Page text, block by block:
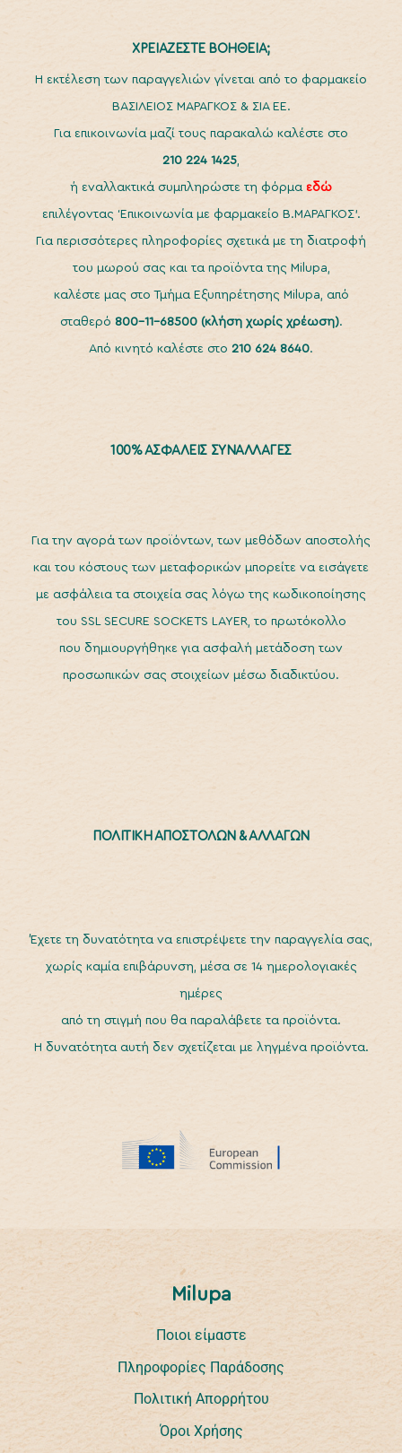
ΧΡΕΙΑΖΕΣΤΕ ΒΟΗΘΕΙΑ;
H εκτέλεση των παραγγελιών γίνεται από το φαρμακείο
ΒΑΣΙΛΕΙΟΣ ΜΑΡΑΓΚΟΣ & ΣΙΑ ΕΕ.
Για επικοινωνία μαζί τους παρακαλώ καλέστε στο
210 224 1425,
ή εναλλακτικά συμπληρώστε τη φόρμα εδώ
επιλέγοντας ‘Επικοινωνία με φαρμακείο Β.ΜΑΡΑΓΚΟΣ’.
Για περισσότερες πληροφορίες σχετικά με τη διατροφή
του μωρού σας και τα προϊόντα της Milupa,
καλέστε μας στο Τμήμα Εξυπηρέτησης Milupa, από
σταθερό 800-11-68500(κλήση χωρίς χρέωση).
Από κινητό καλέστε στο 210 624 8640.
100% ΑΣΦΑΛΕΙΣ ΣΥΝΑΛΛΑΓΕΣ
Για την αγορά των προϊόντων, των μεθόδων αποστολής
και του κόστους των μεταφορικών μπορείτε να εισάγετε
με ασφάλεια τα στοιχεία σας λόγω της κωδικοποίησης
του SSL SECURE SOCKETS LAYER, το πρωτόκολλο
που δημιουργήθηκε για ασφαλή μετάδοση των
προσωπικών σας στοιχείων μέσω διαδικτύου.
ΠΟΛΙΤΙΚΗ ΑΠΟΣΤΟΛΩΝ & ΑΛΛΑΓΩΝ
Έχετε τη δυνατότητα να επιστρέψετε την παραγγελία σας,
χωρίς καμία επιβάρυνση, μέσα σε 14 ημερολογιακές
ημέρες
από τη στιγμή που θα παραλάβετε τα προϊόντα.
Η δυνατότητα αυτή δεν σχετίζεται με ληγμένα προϊόντα.
Milupa
Ποιοι είμαστε
Πληροφορίες Παράδοσης
Πολιτική Απορρήτου
Όροι Χρήσης